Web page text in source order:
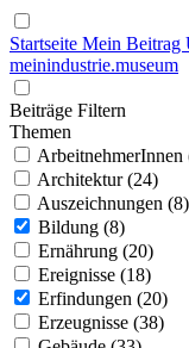
Startseite Mein Beitrag
meinindustrie.museum
Beiträge Filtern
Themen
ArbeitnehmerInnen
Architektur (24)
Auszeichnungen (8)
Bildung (8)
Ernährung (20)
Ereignisse (18)
Erfindungen (20)
Erzeugnisse (38)